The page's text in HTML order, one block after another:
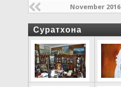
November 2016
Суратхона